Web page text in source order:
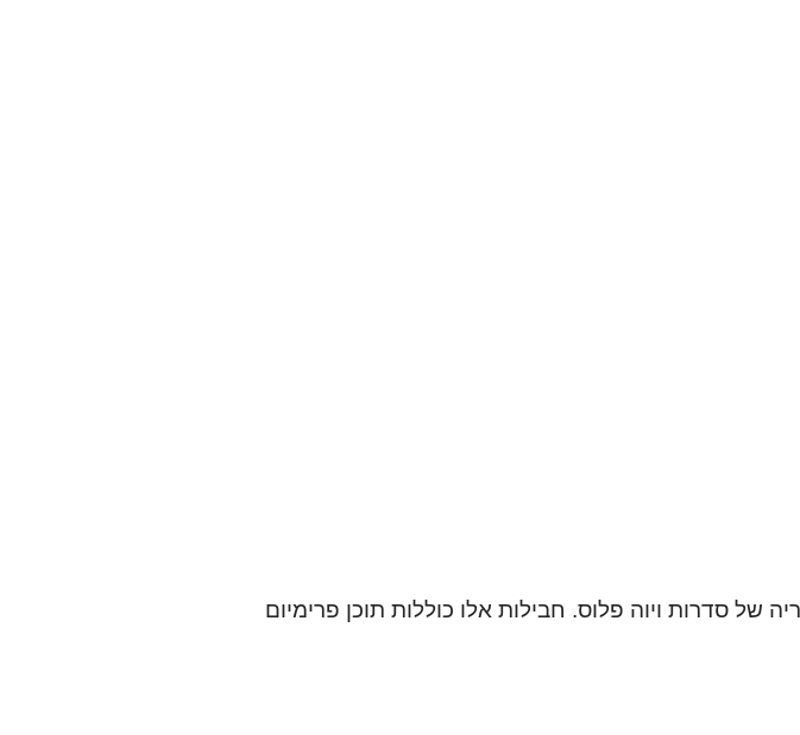
של סדרות ויוה פלוס. חבילות אלו כוללות תוכן פרימיום